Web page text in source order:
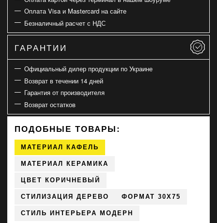
Оплата Visa и Mastercard на сайте
Безналичный расчет с НДС
ГАРАНТИИ
Официальный дилер продукции по Украине
Возврат в течении 14 дней
Гарантия от производителя
Возврат остатков
ПОДОБНЫЕ ТОВАРЫ:
МАТЕРИАЛ КАФЕЛЬ
МАТЕРИАЛ КЕРАМИКА
ЦВЕТ КОРИЧНЕВЫЙ
СТИЛИЗАЦИЯ ДЕРЕВО ФОРМАТ 30X75
СТИЛЬ ИНТЕРЬЕРА МОДЕРН